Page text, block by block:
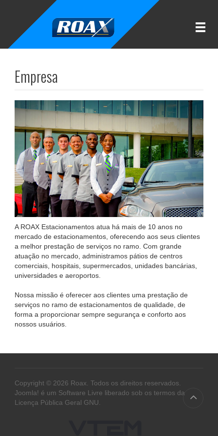
Empresa
A ROAX Estacionamentos atua há mais de 10 anos no
mercado de estacionamentos, oferecendo aos seus clientes
a melhor prestação de serviços no ramo. Com grande
atuação no mercado, administramos pátios de centros
comerciais, hospitais, supermercados, unidades bancárias,
universidades e aeroportos.
Nossa missão é oferecer aos clientes uma prestação de
serviços no ramo de estacionamentos de qualidade, de
forma a proporcionar sempre segurança e conforto aos
nossos usuários.
Copyright © 2026 Roax. Todos os direitos reservados.
Joomla! é um Software Livre liberado sob os termos da
Licença Pública Geral GNU.